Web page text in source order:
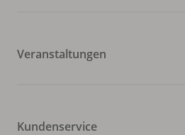
Veranstaltungen
Kundenservice